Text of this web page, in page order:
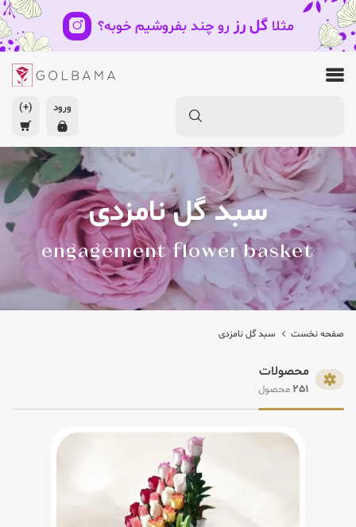
مثلاگل رز رو چند بفروشیم خوبه؟
ورود (+)
سبد گل نامزدی
engagement flower basket
صفحه نخست سبد گل نامزدی
محصولات
251 محصول